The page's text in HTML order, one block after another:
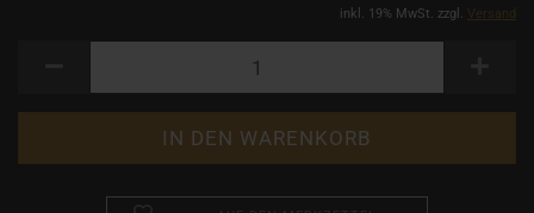
inkl. 19% MwSt. zzgl. Versand